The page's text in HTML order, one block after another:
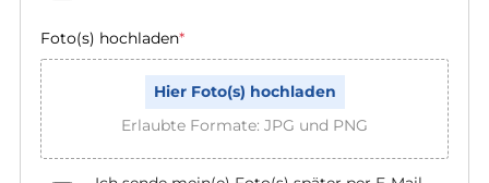
Foto(s) hochladen*
Hier Foto(s) hochladen
Erlaubte Formate: JPG und PNG